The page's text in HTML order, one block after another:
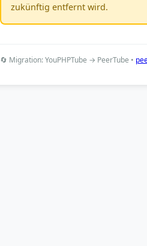
zukünftig entfernt wird.
🔄 Migration: YouPHPTube → PeerTube •